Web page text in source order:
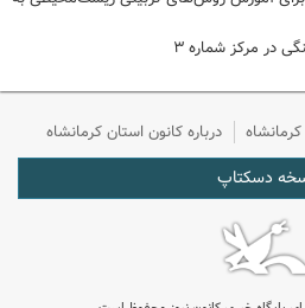
در مرکز شماره ۳
درباره کانون استان کرمانشاه
دسکتاپ